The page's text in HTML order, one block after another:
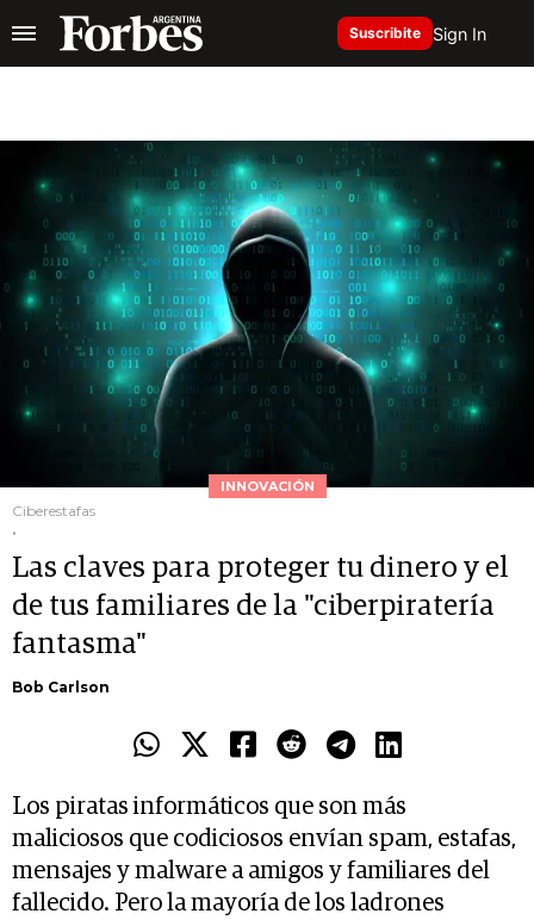
Suscribite Sign In
INNOVACIÓN
Ciberestafas
.
Las claves para proteger tu dinero y el
de tus familiares de la "ciberpiratería
fantasma"
Bob Carlson
Los piratas informáticos que son más
maliciosos que codiciosos envían spam, estafas,
mensajes y malware a amigos y familiares del
fallecido. Pero la mayoría de los ladrones